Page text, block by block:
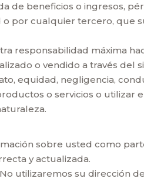
de beneficios o ingresos,
por cualquier tercero, que
responsabilidad máxima
o vendido a través del
equidad, negligencia,
o servicios o utilizar
sobre usted como
y actualizada.
utilizaremos su dirección